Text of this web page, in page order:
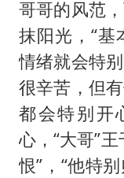
哥哥的风范
抹阳光，“
情绪就会特
很辛苦，但
都会特别开
心，“大哥”
恨”，“他特